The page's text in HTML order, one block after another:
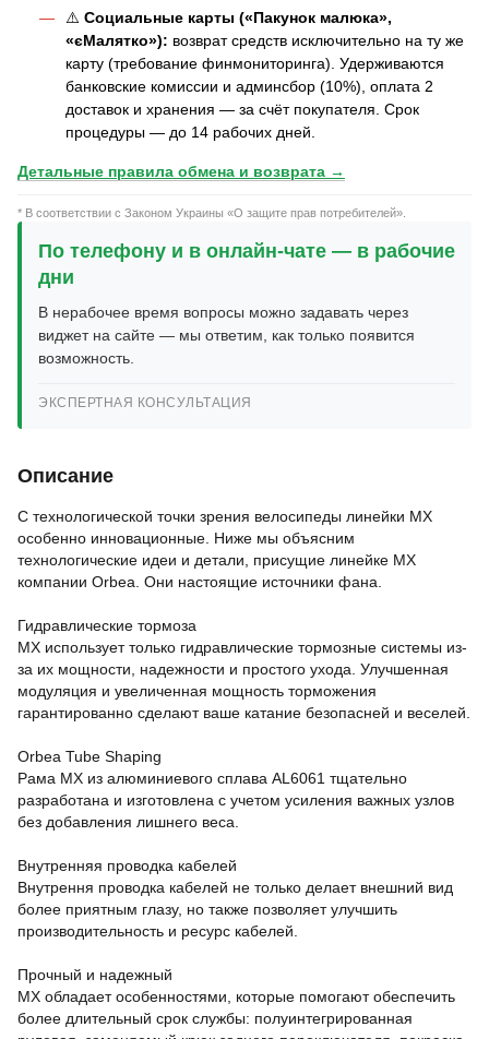
⚠️ Социальные карты («Пакунок малюка»,
«єМалятко»): возврат средств исключительно на ту же
карту (требование финмониторинга). Удерживаются
банковские комиссии и админсбор (10%), оплата 2
доставок и хранения — за счёт покупателя. Срок
процедуры — до 14 рабочих дней.
Детальные правила обмена и возврата →
* В соответствии с Законом Украины «О защите прав потребителей».
По телефону и в онлайн-чате — в рабочие
дни
В нерабочее время вопросы можно задавать через
виджет на сайте — мы ответим, как только появится
возможность.
ЭКСПЕРТНАЯ КОНСУЛЬТАЦИЯ
Описание
С технологической точки зрения велосипеды линейки MX
особенно инновационные. Ниже мы объясним
технологические идеи и детали, присущие линейке MX
компании Orbea. Они настоящие источники фана.
Гидравлические тормоза
MX использует только гидравлические тормозные системы из-
за их мощности, надежности и простого ухода. Улучшенная
модуляция и увеличенная мощность торможения
гарантированно сделают ваше катание безопасней и веселей.
Orbea Tube Shaping
Рама MX из алюминиевого сплава AL6061 тщательно
разработана и изготовлена с учетом усиления важных узлов
без добавления лишнего веса.
Внутренняя проводка кабелей
Внутрення проводка кабелей не только делает внешний вид
более приятным глазу, но также позволяет улучшить
производительность и ресурс кабелей.
Прочный и надежный
MX обладает особенностями, которые помогают обеспечить
более длительный срок службы: полуинтегрированная